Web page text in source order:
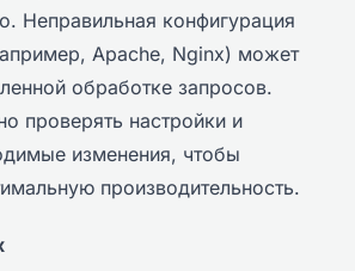
Неправильная конфигурация
Apache, Nginx) может
обработке запросов.
проверять настройки и
изменения, чтобы
производительность.